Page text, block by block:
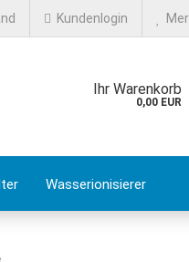
Kundenlogin
Ihr Warenkorb
0,00 EUR
Wasserionisierer